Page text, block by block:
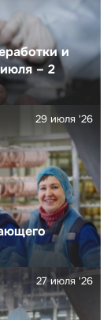
и
– 2
29 июля '26
27 июля '26